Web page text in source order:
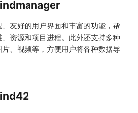
友好的用户界面和丰富的功能，帮
资源和项目进程。此外还支持多种
、视频等，方便用户将各种数据导